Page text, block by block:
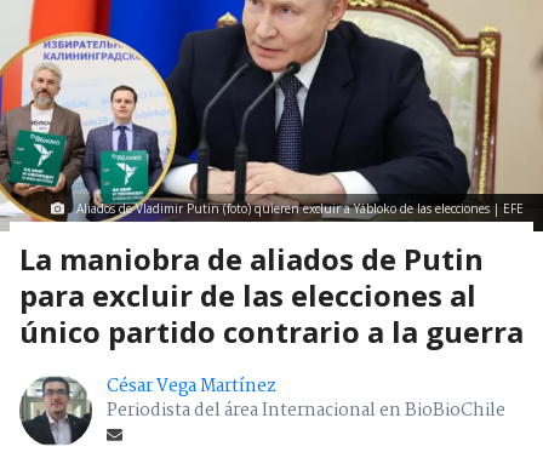
Aliados de Vladimir Putin (foto) quieren excluir a Yábloko de las elecciones | EFE
La maniobra de aliados de Putin
para excluir de las elecciones al
único partido contrario a la guerra
César Vega Martínez
Periodista del área Internacional en BioBioChile